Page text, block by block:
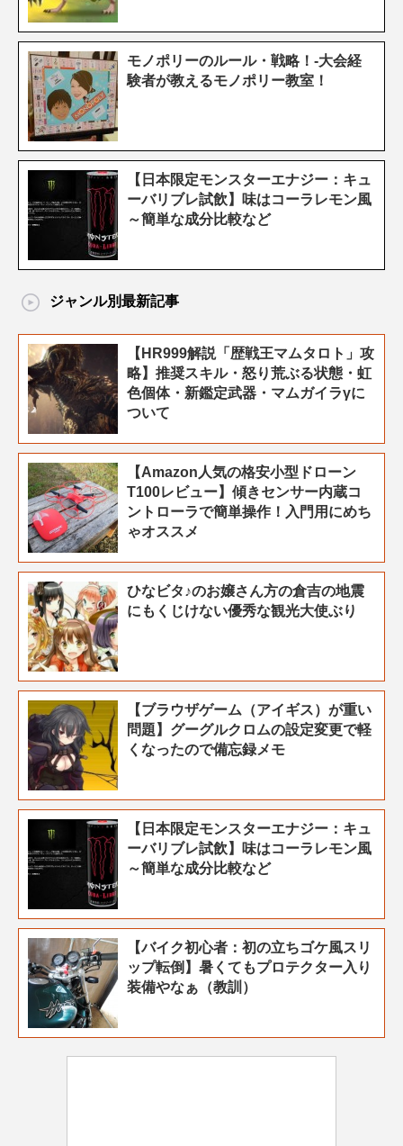
モノポリーのルール・戦略！-大会経
験者が教えるモノポリー教室！
【日本限定モンスターエナジー：キュ
ーバリブレ試飲】味はコーラレモン風
～簡単な成分比較など
ジャンル別最新記事
【HR999解説「歴戦王マムタロト」攻
略】推奨スキル・怒り荒ぶる状態・虹
色個体・新鑑定武器・マムガイラγに
ついて
【Amazon人気の格安小型ドローン
T100レビュー】傾きセンサー内蔵コ
ントローラで簡単操作！入門用にめち
ゃオススメ
ひなビタ♪のお嬢さん方の倉吉の地震
にもくじけない優秀な観光大使ぶり
【ブラウザゲーム（アイギス）が重い
問題】グーグルクロムの設定変更で軽
くなったので備忘録メモ
【日本限定モンスターエナジー：キュ
ーバリブレ試飲】味はコーラレモン風
～簡単な成分比較など
【バイク初心者：初の立ちゴケ風スリ
ップ転倒】暑くてもプロテクター入り
装備やなぁ（教訓）